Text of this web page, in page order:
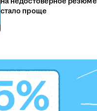
стало проще